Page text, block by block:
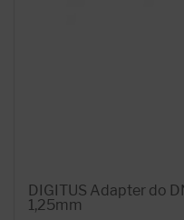
DIGITUS Adapter do
1,25mm